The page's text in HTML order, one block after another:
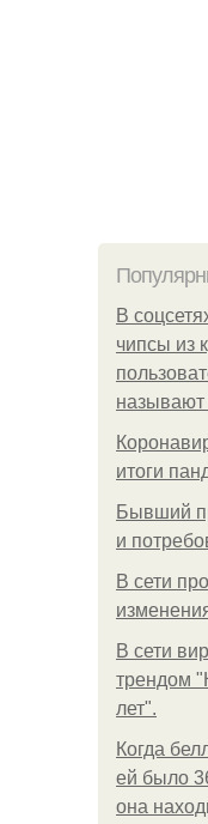
В
чипсы из
итоги
Бывший
и
В сети
В сети
трендом
лет".
Когда
ей было
она